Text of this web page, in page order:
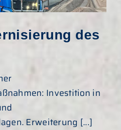
des
Investition in
Erweiterung [...]